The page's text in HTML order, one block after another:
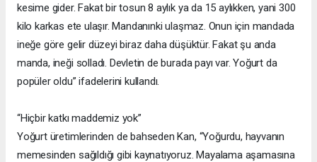
kesime gider. Fakat bir tosun 8 aylık ya da 15 aylıkken, yani 300
kilo karkas ete ulaşır. Mandanınki ulaşmaz. Onun için mandada
ineğe göre gelir düzeyi biraz daha düşüktür. Fakat şu anda
manda, ineği solladı. Devletin de burada payı var. Yoğurt da
popüler oldu” ifadelerini kullandı.
“Hiçbir katkı maddemiz yok”
Yoğurt üretimlerinden de bahseden Kan, “Yoğurdu, hayvanın
memesinden sağıldığı gibi kaynatıyoruz. Mayalama aşamasına